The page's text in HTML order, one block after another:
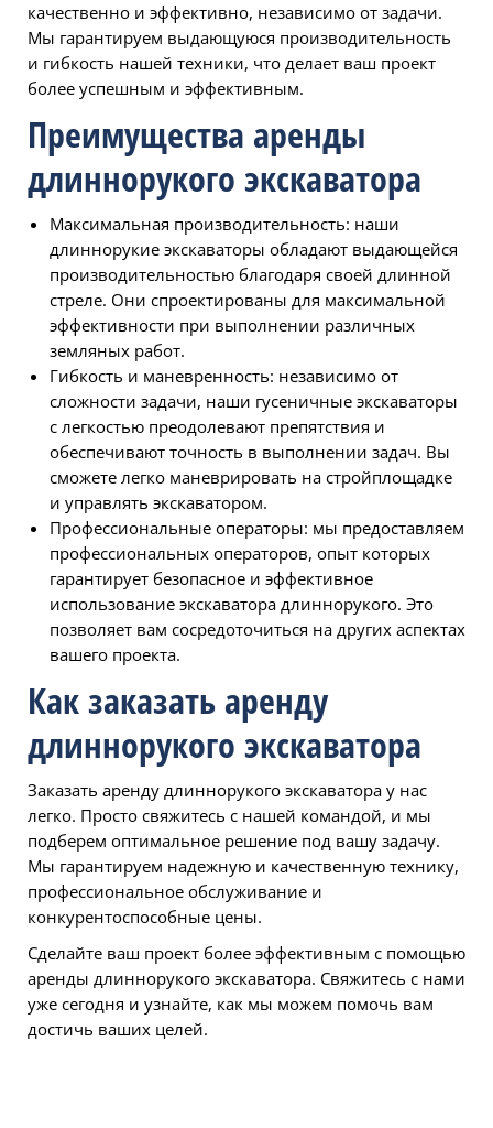
качественно и эффективно, независимо от задачи.
Мы гарантируем выдающуюся производительность
и гибкость нашей техники, что делает ваш проект
более успешным и эффективным.
Преимущества аренды
длиннорукого экскаватора
Максимальная производительность: наши
длиннорукие экскаваторы обладают выдающейся
производительностью благодаря своей длинной
стреле. Они спроектированы для максимальной
эффективности при выполнении различных
земляных работ.
Гибкость и маневренность: независимо от
сложности задачи, наши гусеничные экскаваторы
с легкостью преодолевают препятствия и
обеспечивают точность в выполнении задач. Вы
сможете легко маневрировать на стройплощадке
и управлять экскаватором.
Профессиональные операторы: мы предоставляем
профессиональных операторов, опыт которых
гарантирует безопасное и эффективное
использование экскаватора длиннорукого. Это
позволяет вам сосредоточиться на других аспектах
вашего проекта.
Как заказать аренду
длиннорукого экскаватора
Заказать аренду длиннорукого экскаватора у нас
легко. Просто свяжитесь с нашей командой, и мы
подберем оптимальное решение под вашу задачу.
Мы гарантируем надежную и качественную технику,
профессиональное обслуживание и
конкурентоспособные цены.
Сделайте ваш проект более эффективным с помощью
аренды длиннорукого экскаватора. Свяжитесь с нами
уже сегодня и узнайте, как мы можем помочь вам
достичь ваших целей.